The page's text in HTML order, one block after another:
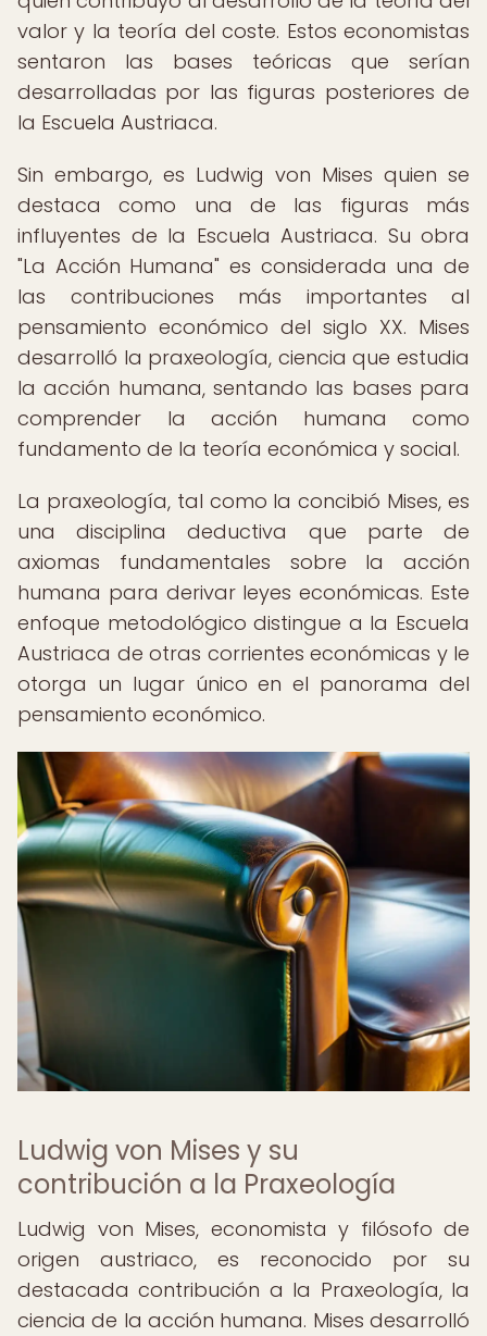
valor y la teoría del coste. Estos economistas
sentaron las bases teóricas que serían
desarrolladas por las figuras posteriores de
la Escuela Austriaca.
Sin embargo, es Ludwig von Mises quien se
destaca como una de las figuras más
influyentes de la Escuela Austriaca. Su obra
"La Acción Humana" es considerada una de
las contribuciones más importantes al
pensamiento económico del siglo XX. Mises
desarrolló la praxeología, ciencia que estudia
la acción humana, sentando las bases para
comprender la acción humana como
fundamento de la teoría económica y social.
La praxeología, tal como la concibió Mises, es
una disciplina deductiva que parte de
axiomas fundamentales sobre la acción
humana para derivar leyes económicas. Este
enfoque metodológico distingue a la Escuela
Austriaca de otras corrientes económicas y le
otorga un lugar único en el panorama del
pensamiento económico.
Ludwig von Mises y su
contribución a la Praxeología
Ludwig von Mises, economista y filósofo de
origen austriaco, es reconocido por su
destacada contribución a la Praxeología, la
ciencia de la acción humana. Mises desarrolló